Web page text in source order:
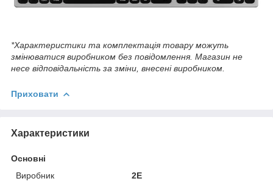
*Характеристики та комплектація товару можуть
змінюватися виробником без повідомлення. Магазин не
несе відповідальність за зміни, внесені виробником.
Приховати
Характеристики
Основні
Виробник
2E